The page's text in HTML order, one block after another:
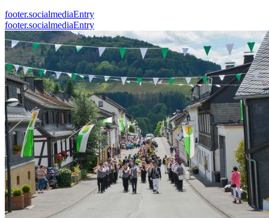
footer.socialmediaEntry
footer.socialmediaEntry